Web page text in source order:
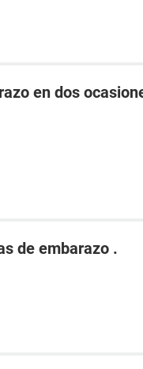
en dos
de embarazo .